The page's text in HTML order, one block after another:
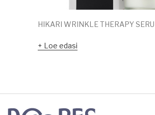
HIKARI WRINKLE THERAPY
Loe edasi